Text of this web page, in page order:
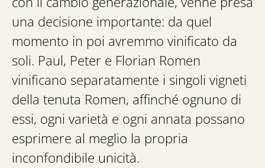
una decisione importante: da quel
momento in poi avremmo vinificato da
soli. Paul, Peter e Florian Romen
vinificano separatamente i singoli vigneti
della tenuta Romen, affinché ognuno di
essi, ogni varietà e ogni annata possano
esprimere al meglio la propria
inconfondibile unicità.